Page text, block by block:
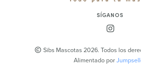
SÍGANOS
Sibs Mascotas 2026. Todos los
Alimentado por